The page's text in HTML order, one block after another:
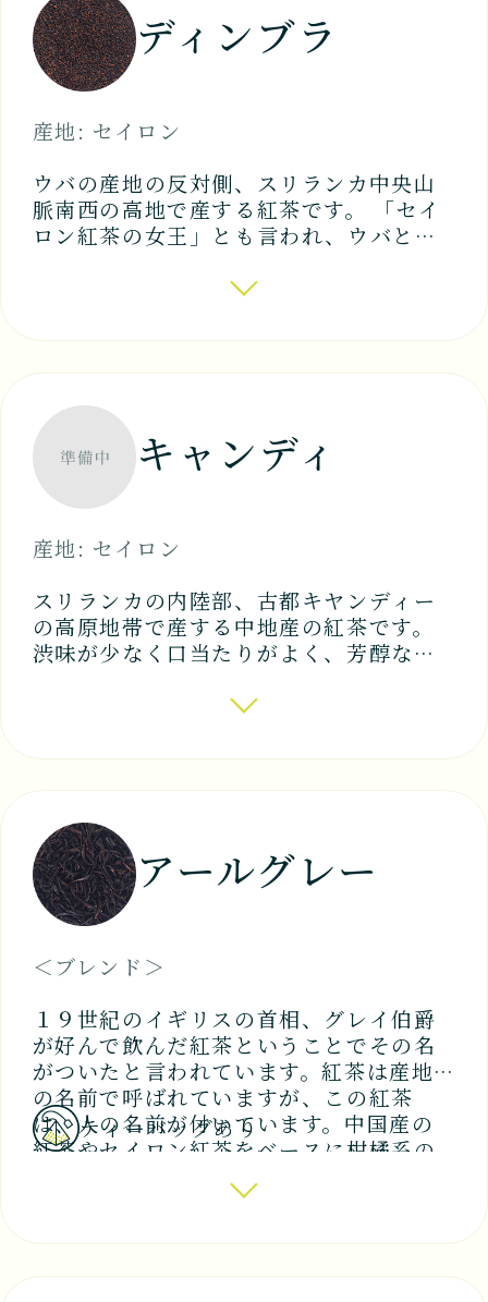
ディンブラ
産地: セイロン
ウバの産地の反対側、スリランカ中央山
脈南西の高地で産する紅茶です。 「セイ
ロン紅茶の女王」とも言われ、ウバと並
ィーシーズンは1～2月、アッサム種で、
いマイルドな味、花のような香りが特徴
アイスティーにもむきます。
キャンディ
産地: セイロン
スリランカの内陸部、古都キヤンディー
の高原地帯で産する中地産の紅茶です。
渋味が少なく口当たりがよく、芳醇な香
紅色。 スリランカではポピュラーな紅茶
ィーや、アイスティーにもよく使われま
アールグレー
＜ブレンド＞
１９世紀のイギリスの首相、グレイ伯爵
が好んで飲んだ紅茶ということでその名
がついたと言われています。紅茶は産地
の名前で呼ばれていますが、この紅茶
は、人の名前が付いています。中国産の
紅茶やセイロン紅茶をベースに柑橘系の
ベルガモットの香りを着けたフレーバー
ティーバッグあり